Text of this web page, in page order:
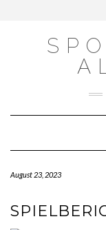
August 23, 2023